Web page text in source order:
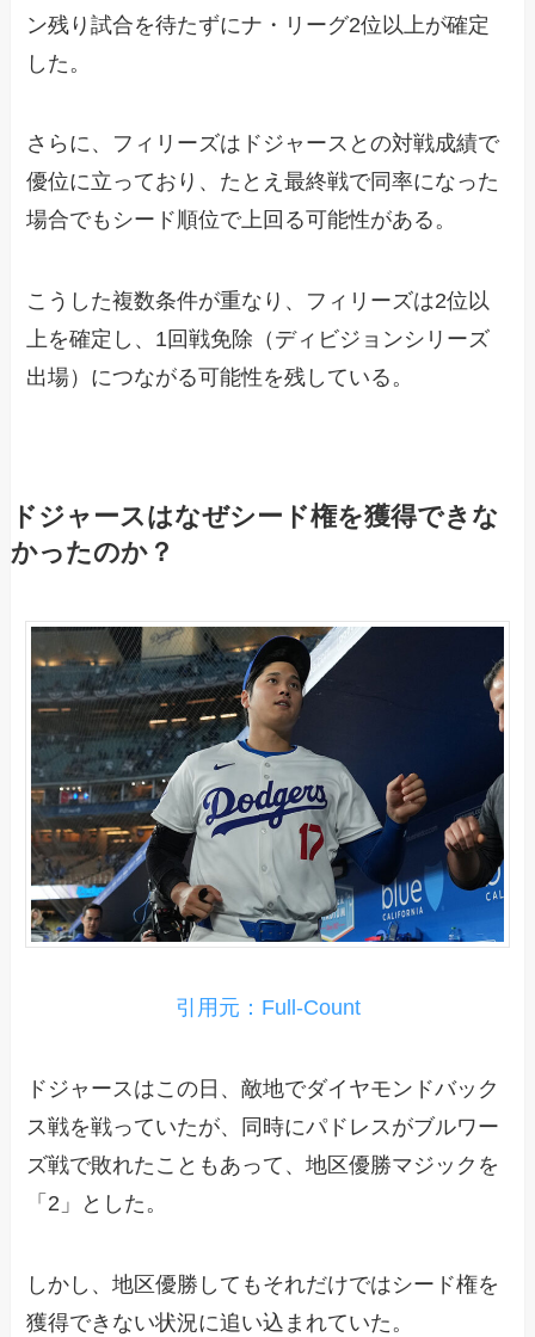
ン残り試合を待たずにナ・リーグ2位以上が確定
した。
さらに、フィリーズはドジャースとの対戦成績で
優位に立っており、たとえ最終戦で同率になった
場合でもシード順位で上回る可能性がある。
こうした複数条件が重なり、フィリーズは2位以
上を確定し、1回戦免除（ディビジョンシリーズ
出場）につながる可能性を残している。
ドジャースはなぜシード権を獲得できな
かったのか？
引用元：Full-Count
ドジャースはこの日、敵地でダイヤモンドバック
ス戦を戦っていたが、同時にパドレスがブルワー
ズ戦で敗れたこともあって、地区優勝マジックを
「2」とした。
しかし、地区優勝してもそれだけではシード権を
獲得できない状況に追い込まれていた。